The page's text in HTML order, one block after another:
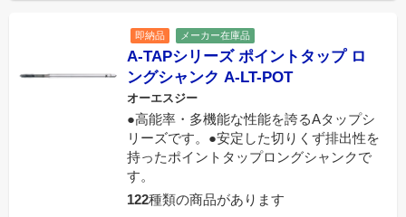
即納品 メーカー在庫品
A-TAPシリーズ ポイントタップ ロ
ングシャンク A-LT-POT
オーエスジー
●高能率・多機能な性能を誇るAタップシ
リーズです。●安定した切りくず排出性を
持ったポイントタップロングシャンクで
す。
122種類の商品があります